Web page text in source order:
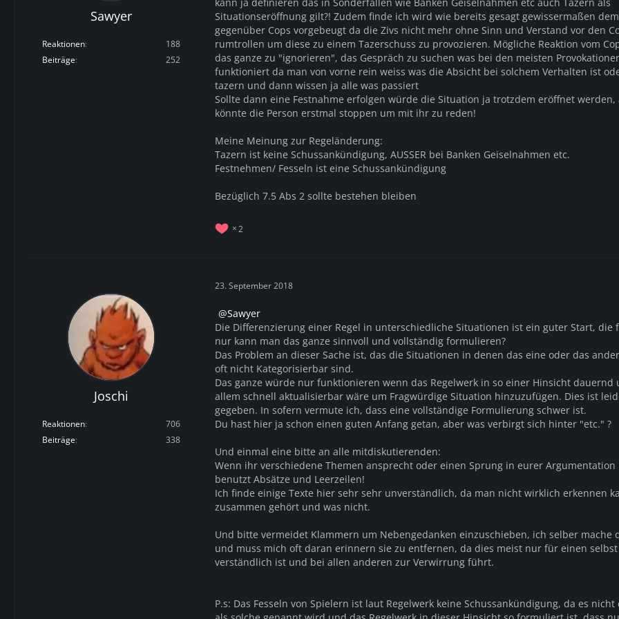
Sawyer
Reaktionen
188
Beiträge
252
Situationseröffnung gilt?! Zudem finde ich wird wie bereits gesagt gewissermaßen
gegenüber Cops vorgebeugt da die Zivs nicht mehr ohne Sinn und Verstand vor den
rumtrollen um diese zu einem Tazerschuss zu provozieren. Mögliche Reaktion vom
das ganze zu "ignorieren", das Gespräch zu suchen was bei den meisten
funktioniert da man von vorne rein weiss was die Absicht bei solchem Verhalten ist
tazern und dann wissen ja alle was passiert
Sollte dann eine Festnahme erfolgen würde die Situation ja trotzdem eröffnet werden,
könnte die Person erstmal stoppen um mit ihr zu reden!
Meine Meinung zur Regeländerung:
Tazern ist keine Schussankündigung, AUSSER bei Banken Geiselnahmen etc.
Festnehmen/ Fesseln ist eine Schussankündigung
Bezüglich 7.5 Abs 2 sollte bestehen bleiben
2
Joschi
Reaktionen
706
Beiträge
338
23. September 2018
Sawyer
Die Differenzierung einer Regel in unterschiedliche Situationen ist ein guter Start, die
nur kann man das ganze sinnvoll und vollständig formulieren?
Das Problem an dieser Sache ist, das die Situationen in denen das eine oder das
oft nicht Kategorisierbar sind.
Das ganze würde nur funktionieren wenn das Regelwerk in so einer Hinsicht dauernd
allem schnell aktualisierbar wäre um Fragwürdige Situation hinzuzufügen. Dies ist
gegeben. In sofern vermute ich, dass eine vollständige Formulierung schwer ist.
Du hast hier ja schon einen guten Anfang getan, aber was verbirgt sich hinter "etc." ?
Und einmal eine bitte an alle mitdiskutierenden:
Wenn ihr verschiedene Themen ansprecht oder einen Sprung in eurer Argumentation
benutzt Absätze und Leerzeilen!
Ich finde einige Texte hier sehr sehr unverständlich, da man nicht wirklich erkennen
zusammen gehört und was nicht.
Und bitte vermeidet Klammern um Nebengedanken einzuschieben, ich selber mache
und muss mich oft daran erinnern sie zu entfernen, da dies meist nur für einen selbst
verständlich ist und bei allen anderen zur Verwirrung führt.
P.s: Das Fesseln von Spielern ist laut Regelwerk keine Schussankündigung, da es